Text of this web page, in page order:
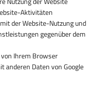
Aktivitäten
der Website-Nutzung und
gegenüber dem
Ihrem Browser
anderen Daten von Google